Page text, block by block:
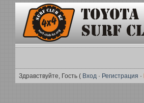
Здравствуйте, Гость ( Вход· Регистрация ·